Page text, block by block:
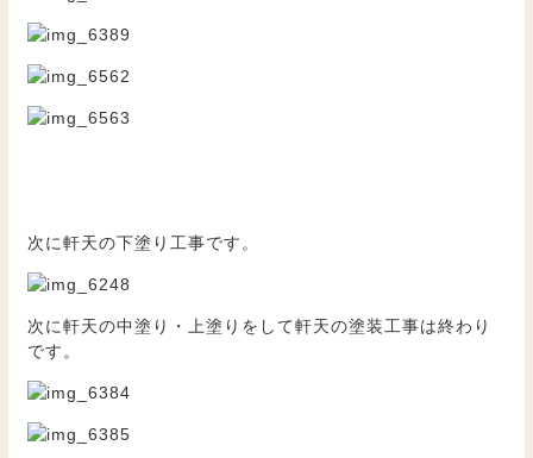
次に軒天の下塗り工事です。
次に軒天の中塗り・上塗りをして軒天の塗装工事は終わり
です。